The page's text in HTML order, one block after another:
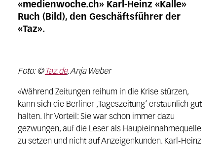
«medienwoche.ch» Karl-Heinz «Kalle»
Ruch (Bild), den Geschäftsführer der
«Taz».
Foto: © Taz.de, Anja Weber
«Während Zeitungen reihum in die Krise stürzen,
kann sich die Berliner ‚Tageszeitung‘ erstaunlich gut
halten. Ihr Vorteil: Sie war schon immer dazu
gezwungen, auf die Leser als Haupteinnahmequelle
zu setzen und nicht auf Anzeigenkunden. Karl-Heinz